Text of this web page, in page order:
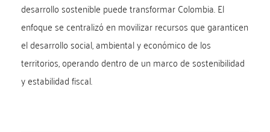
desarrollo sostenible puede transformar Colombia. El
enfoque se centralizó en movilizar recursos que garanticen
el desarrollo social, ambiental y económico de los
territorios, operando dentro de un marco de sostenibilidad
y estabilidad fiscal.